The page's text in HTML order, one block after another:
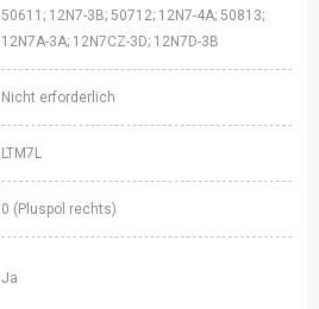
50611; 12N7-3B; 50712; 12N7-4A; 50813;
12N7A-3A; 12N7CZ-3D; 12N7D-3B
Nicht erforderlich
LTM7L
0 (Pluspol rechts)
Ja